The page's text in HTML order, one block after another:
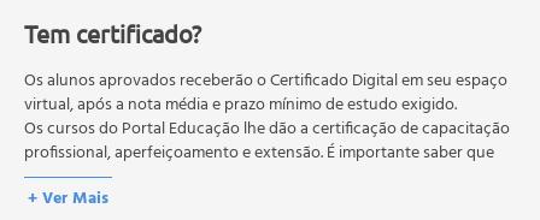
Os estudos, atividades e avaliações devem ser feitos dentro do
A média final deve ser igual ou superior a 60%para a conclusão e
recebimento do certificado digital do curso. Em caso de reprovação,
o aluno poderá realizar novamente a prova dentro do período do
curso quantas vezes desejar. Os cursos gratuitos não possuem nova
prova, atividades reflexivas e descritivas.
Tem certificado?
Os alunos aprovados receberão o Certificado Digital em seu espaço
virtual, após a nota média e prazo mínimo de estudo exigido.
Os cursos do Portal Educação lhe dão a certificação de capacitação
profissional, aperfeiçoamento e extensão. É importante saber que
esses títulos não se equivalem às certificações de cursos técnicos ou
de formação escolar, e não dão o direito de assumir
+ Ver Mais